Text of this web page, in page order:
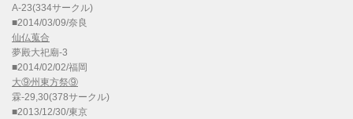
A-23(334サークル)
■2014/03/09/奈良
仙仏蒐合
夢殿大祀廟-3
■2014/02/02/福岡
大⑨州東方祭⑨
霖-29,30(378サークル)
■2013/12/30/東京